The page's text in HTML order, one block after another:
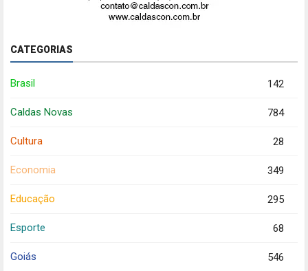
CATEGORIAS
Brasil 142
Caldas Novas 784
Cultura 28
Economia 349
Educação 295
Esporte 68
Goiás 546